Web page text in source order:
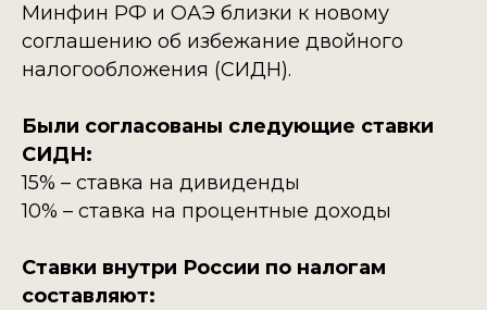
Минфин РФ и ОАЭ близки к новому
соглашению об избежание двойного
налогообложения (СИДН).
Были согласованы следующие ставки
СИДН:
15% – ставка на дивиденды
10% – ставка на процентные доходы
Ставки внутри России по налогам
составляют: